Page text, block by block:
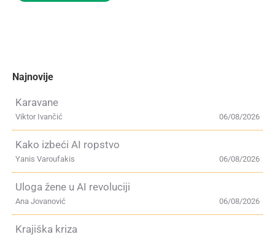
Najnovije
Karavane
06/08/2026
Viktor Ivančić
Kako izbeći AI ropstvo
06/08/2026
Yanis Varoufakis
Uloga žene u AI revoluciji
06/08/2026
Ana Jovanović
Krajiška kriza